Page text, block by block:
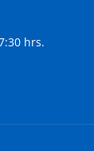
hrs.